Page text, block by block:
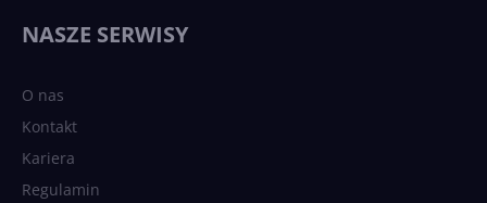
NASZE SERWISY
O nas
Kontakt
Kariera
Regulamin